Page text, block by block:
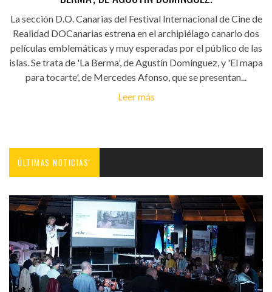
La sección D.O. Canarias del Festival Internacional de Cine de
Realidad DOCanarias estrena en el archipiélago canario dos
películas emblemáticas y muy esperadas por el público de las
islas. Se trata de 'La Berma', de Agustín Domínguez, y 'El mapa
para tocarte', de Mercedes Afonso, que se presentan...
Leer más
ÚLTIMAS NOTICIAS'